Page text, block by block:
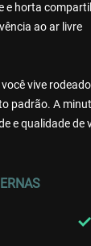
e horta
ao ar livre
vive
padrão. A
e qualidade